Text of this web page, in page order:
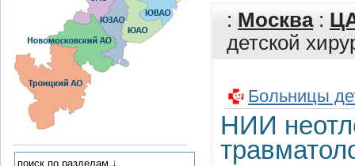
: Москва:
детской
Больницы
НИИ